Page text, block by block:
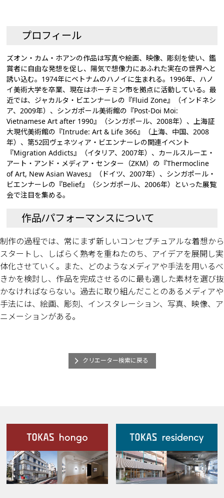
プロフィール
ズオン・カム・ホアンの作品は写真や絵画、映像、彫刻を使い、鑑
賞者に自由な発想を促し、陽気で想像力にあふれた実在の世界へと
誘い込む。1974年にベトナムのハノイに生まれる。1996年、ハノ
イ美術大学を卒業、現在はホーチミン市を拠点に活動している。最
近では、ジャカルタ・ビエンナーレの『Fluid Zone』（インドネシ
ア、2009年）、シンガポール美術館の『Post-Doi Moi:
Vietnamese Art after 1990』（シンガポール、2008年）、上海証
大現代美術館の『Intrude: Art & Life 366』（上海、中国、2008
年）、第52回ヴェネツィア・ビエンナーレの関連イベント
『Migration Addicts』（イタリア、2007年）、カールスルーエ・
アート・アンド・メディア・センター（ZKM）の『Thermocline
of Art, New Asian Waves』（ドイツ、2007年）、シンガポール・
ビエンナーレの『Belief』（シンガポール、2006年）といった展覧
会で注目を集める。
作品/パフォーマンスについて
制作の過程では、常にまず新しいコンセプチュアルな着想から
スタートし、しばらく熟考を重ねたのち、アイデアを展開し実
体化させていく。また、どのようなメディアや手法を用いるべ
きかを検討し、作品を完成させるのに最も適した素材を選び抜
かなければならない。過去に取り組んだことのあるメディアや
手法には、絵画、彫刻、インスタレーション、写真、映像、ア
ニメーションがある。
クリエーター検索に戻る
施設案内
Our Facilities